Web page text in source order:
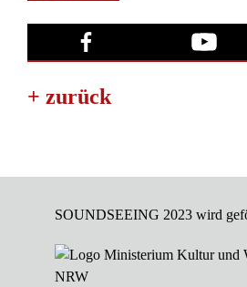
+ zurück
SOUNDSEEING 2023 wird